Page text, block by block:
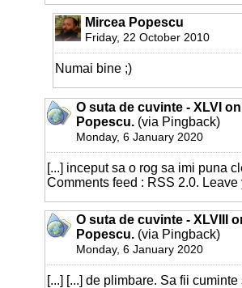
Mircea Popescu
Friday, 22 October 2010
Numai bine ;)
O suta de cuvinte - XLVI
Popescu. (via Pingback)
Monday, 6 January 2020
[...] inceput sa o rog sa imi puna
Comments feed : RSS 2.0.
O suta de cuvinte - XLVIII
Popescu. (via Pingback)
Monday, 6 January 2020
[...] [...] de plimbare. Sa fii